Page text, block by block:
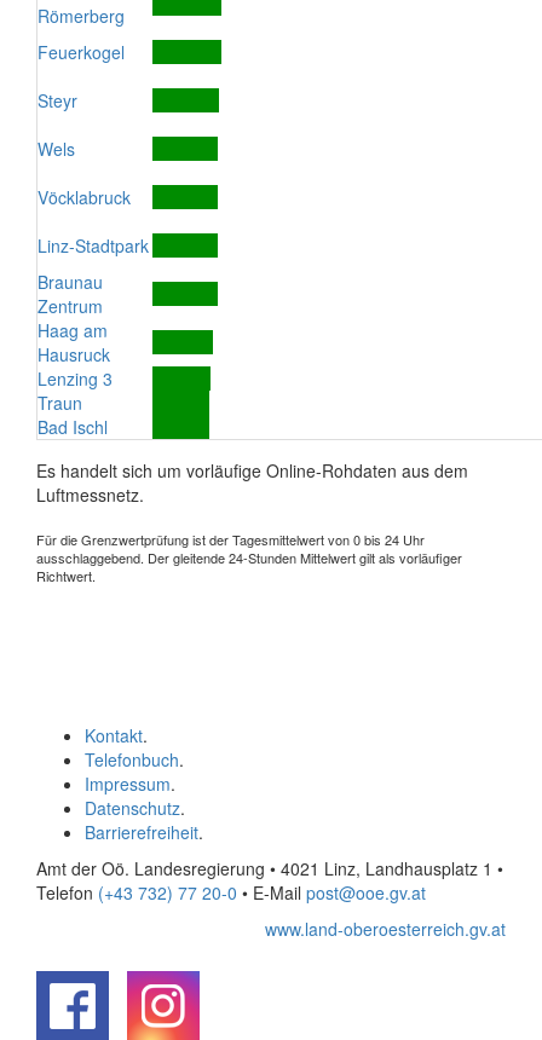
Römerberg
Feuerkogel
Steyr
Wels
Vöcklabruck
Linz-Stadtpark
Braunau
Zentrum
Haag am
Hausruck
Lenzing 3
Traun
Bad Ischl
Es handelt sich um vorläufige Online-Rohdaten aus dem
Luftmessnetz.
Für die Grenzwertprüfung ist der Tagesmittelwert von 0 bis 24 Uhr
ausschlaggebend. Der gleitende 24-Stunden Mittelwert gilt als vorläufiger
Richtwert.
Kontakt.
Telefonbuch.
Impressum.
Datenschutz.
Barrierefreiheit.
Amt der Oö. Landesregierung • 4021 Linz, Landhausplatz 1 •
Telefon (+43 732) 77 20-0 • E-Mail post@ooe.gv.at
www.land-oberoesterreich.gv.at